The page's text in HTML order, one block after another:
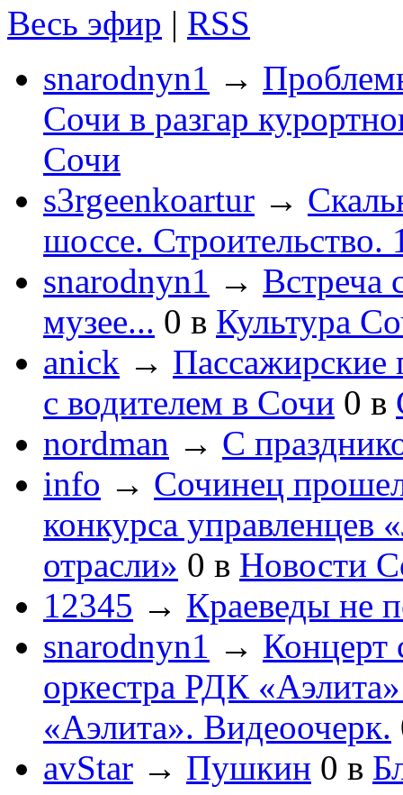
Весь эфир | RSS
snarodnyn1 →
Сочи в разгар
Сочи
s3rgeenkoartur →
шоссе. Строительство.
snarodnyn1 → Встреча
музее... 0 в Культура
anick → Пассажирские
с водителем в Сочи 0 в
nordman → С
info → Сочинец
конкурса управленцев
отрасли» 0 в Новости
12345 → Краеведы не
snarodnyn1 → Концерт
оркестра РДК
«Аэлита». Видеоочерк.
avStar → Пушкин 0 в